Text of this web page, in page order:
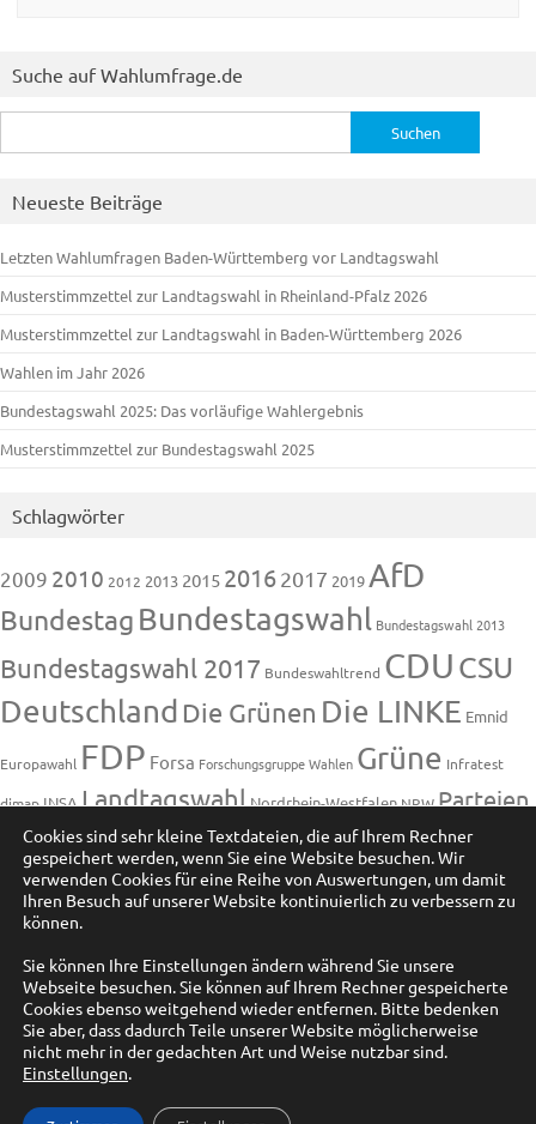
Suche auf Wahlumfrage.de
nach:
Neueste Beiträge
Letzten Wahlumfragen Baden-Württemberg vor Landtagswahl
Musterstimmzettel zur Landtagswahl in Rheinland-Pfalz 2026
Musterstimmzettel zur Landtagswahl in Baden-Württemberg 2026
Wahlen im Jahr 2026
Bundestagswahl 2025: Das vorläufige Wahlergebnis
Musterstimmzettel zur Bundestagswahl 2025
Schlagwörter
2009 2010 2012 2013 2015 20162017 2019AfD
Bundestag Bundestagswahl Bundestagswahl 2013
Bundestagswahl 2017 Bundeswahltrend CDUCSU
Deutschland Die Grünen Die LINKE Emnid
Europawahl FDP Forsa Forschungsgruppe Wahlen Grüne Infratest
dimapINSA Landtagswahl Nordrhein-WestfalenNRW Parteien
PiratenPiratenpartei RegierungSonntagsfrage
SonntagsfragenSPDUmfrageUmfragenWahlen
Wahlprognose
WahlumfrageWahlumfragenWahlumfragen
Bundestagswahl
Kategorien
Kategorien
Cookies sind sehr kleine Textdateien, die auf Ihrem Rechner
gespeichert werden, wenn Sie eine Website besuchen. Wir
verwenden Cookies für eine Reihe von Auswertungen, um damit
Ihren Besuch auf unserer Website kontinuierlich zu verbessern zu
können.
Sie können Ihre Einstellungen ändern während Sie unsere
Webseite besuchen. Sie können auf Ihrem Rechner gespeicherte
Cookies ebenso weitgehend wieder entfernen. Bitte bedenken
Sie aber, dass dadurch Teile unserer Website möglicherweise
nicht mehr in der gedachten Art und Weise nutzbar sind.
Einstellungen.